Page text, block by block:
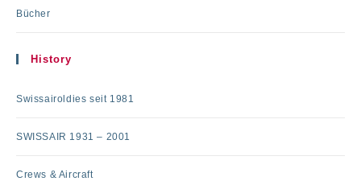
Bücher
History
Swissairoldies seit 1981
SWISSAIR 1931 – 2001
Crews & Aircraft